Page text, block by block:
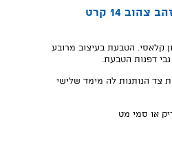
טבעת קלאסית בזהב צהוב 14 קרט
קלאסי. הטבעת בעיצוב מרובע
דפנות הטבעת.
צד הנותנות לה מימד שלישי
או סמי מט